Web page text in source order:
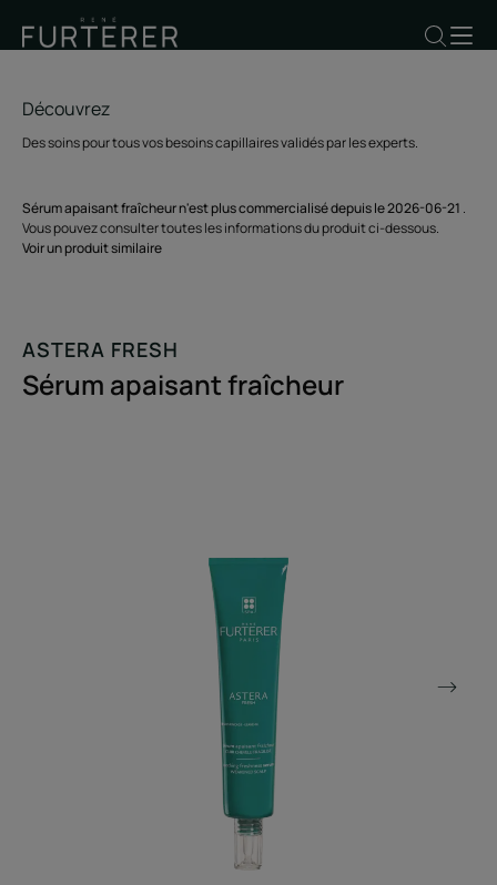
Sérum apaisant fraîcheur n'est plus commercialisé depuis le 2026-06-21 .
Vous pouvez consulter toutes les informations du produit ci-dessous.
Voir un produit similaire
Découvrez
Des soins pour tous vos besoins capillaires validés par les experts.
ASTERA FRESH
Sérum apaisant fraîcheur